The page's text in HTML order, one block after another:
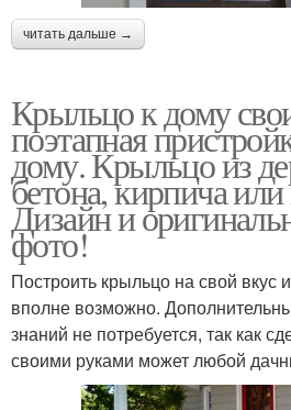
читать дальше →
Крыльцо к дому
поэтапная
дому. Крыльцо из
бетона, кирпича
Дизайн и
фото!
Построить крыльцо на свой вкус
вполне возможно.
знаний не потребуется, так как
своими руками может любой